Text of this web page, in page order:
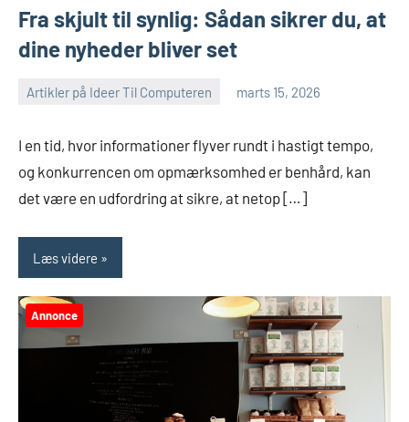
Fra skjult til synlig: Sådan sikrer du, at
dine nyheder bliver set
Artikler på Ideer Til Computeren marts 15, 2026
I en tid, hvor informationer flyver rundt i hastigt tempo,
og konkurrencen om opmærksomhed er benhård, kan
det være en udfordring at sikre, at netop […]
Læs videre
Annonce